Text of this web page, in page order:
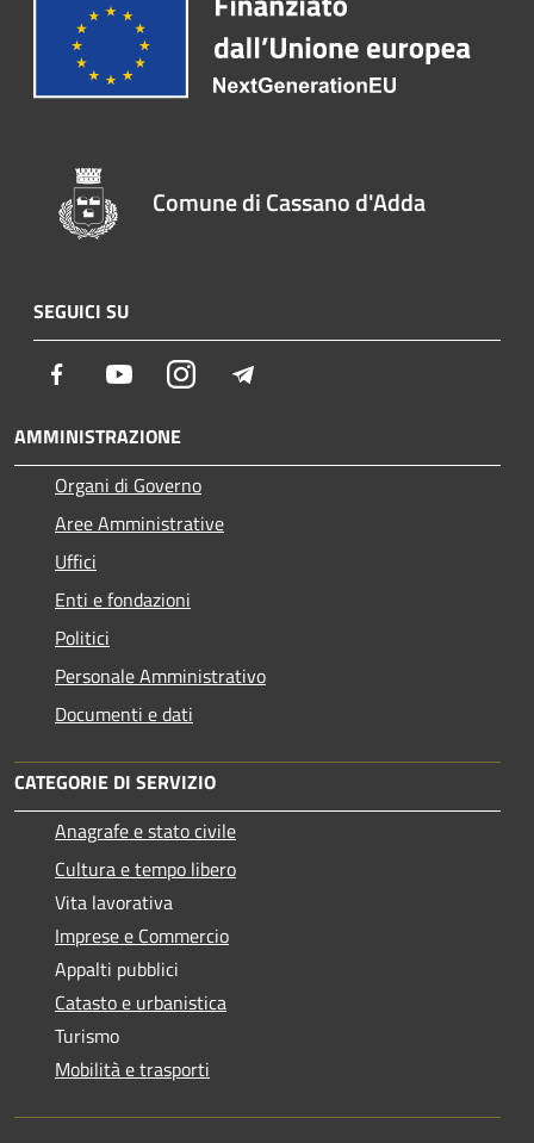
Comune di Cassano d'Adda
SEGUICI SU
Facebook YoutubeInstagram
AMMINISTRAZIONE
Organi di Governo
Aree Amministrative
Uffici
Enti e fondazioni
Politici
Personale Amministrativo
Documenti e dati
CATEGORIE DI SERVIZIO
Anagrafe e stato civile
Cultura e tempo libero
Vita lavorativa
Imprese e Commercio
Appalti pubblici
Catasto e urbanistica
Turismo
Mobilità e trasporti